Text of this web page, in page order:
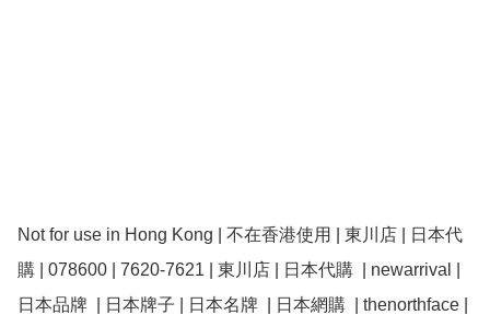
Not for use in Hong Kong | 不在香港使用 | 東川店 | 日本代
購 | 078600 | 7620-7621 | 東川店 | 日本代購  | newarrival |
日本品牌  | 日本牌子 | 日本名牌  | 日本網購  | thenorthface |